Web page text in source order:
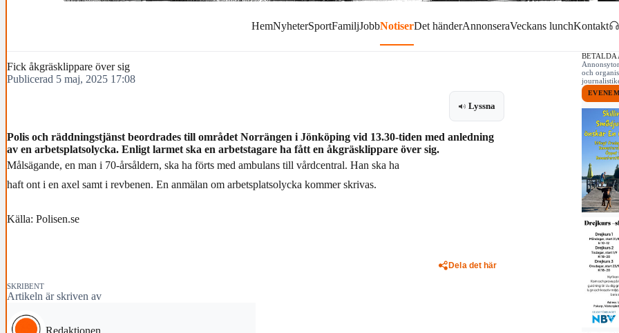
HemNyheterSportFamiljJobbNotiserDet händerAnnonseraVeckans lunchKontakt
Fick åkgräsklippare över sig
Publicerad 5 maj, 2025 17:08
Lyssna
Polis och räddningstjänst beordrades till området Norrängen i Jönköping vid 13.30-tiden med anledning
av en arbetsplatsolycka. Enligt larmet ska en arbetstagare ha fått en åkgräsklippare över sig.
Målsägande, en man i 70-årsåldern, ska ha förts med ambulans till vårdcentral. Han ska ha
haft ont i en axel samt i revbenen. En anmälan om arbetsplatsolycka kommer skrivas.
Källa: Polisen.se
Dela det här
SKRIBENT
Artikeln är skriven av
BETALDA
och